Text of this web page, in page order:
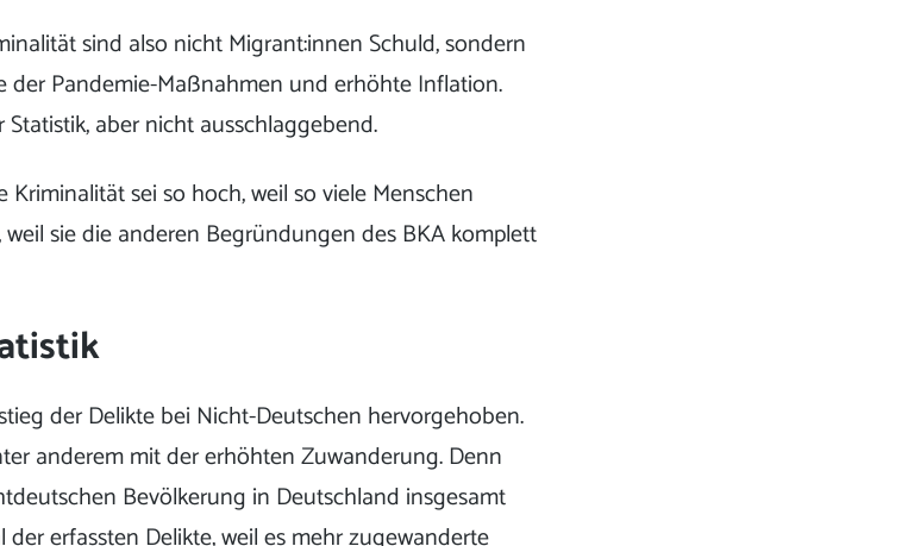
sind also nicht Migrant:innen Schuld, sondern
der Pandemie-Maßnahmen und erhöhte Inflation.
aber nicht ausschlaggebend.
sei so hoch, weil so viele Menschen
sie die anderen Begründungen des BKA komplett
der Delikte bei Nicht-Deutschen hervorgehoben.
anderem mit der erhöhten Zuwanderung. Denn
Bevölkerung in Deutschland insgesamt